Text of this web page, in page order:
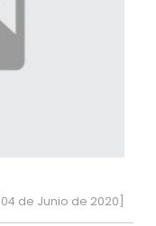
[04 de Junio de 2020]